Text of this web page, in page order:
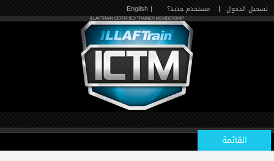
تسجيل الدخول | مستخدم جديد؟ | English
القائمة